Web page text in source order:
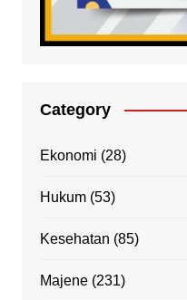
Category
Ekonomi (28)
Hukum(53)
Kesehatan (85)
Majene(231)